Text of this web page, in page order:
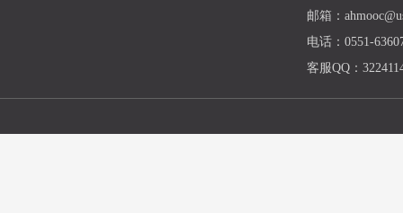
邮箱：
电话：0551-
客服QQ：